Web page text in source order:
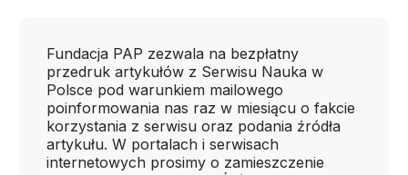
Fundacja PAP zezwala na bezpłatny
przedruk artykułów z Serwisu Nauka w
Polsce pod warunkiem mailowego
poinformowania nas raz w miesiącu o fakcie
korzystania z serwisu oraz podania źródła
artykułu. W portalach i serwisach
internetowych prosimy o zamieszczenie